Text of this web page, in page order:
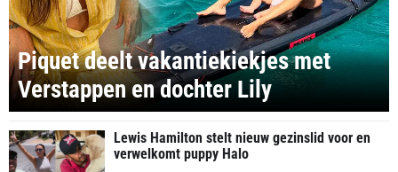
Piquet deelt vakantiekiekjes met
Verstappen en dochter Lily
Lewis Hamilton stelt nieuw gezinslid voor en
verwelkomt puppy Halo